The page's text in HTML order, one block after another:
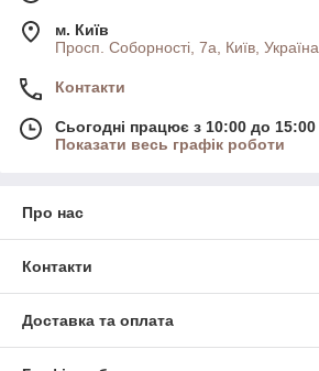
м. Київ
Просп. Соборності, 7а, Київ, Україна
Контакти
Сьогодні працює з 10:00 до 15:00
Показати весь графік роботи
Про нас
Контакти
Доставка та оплата